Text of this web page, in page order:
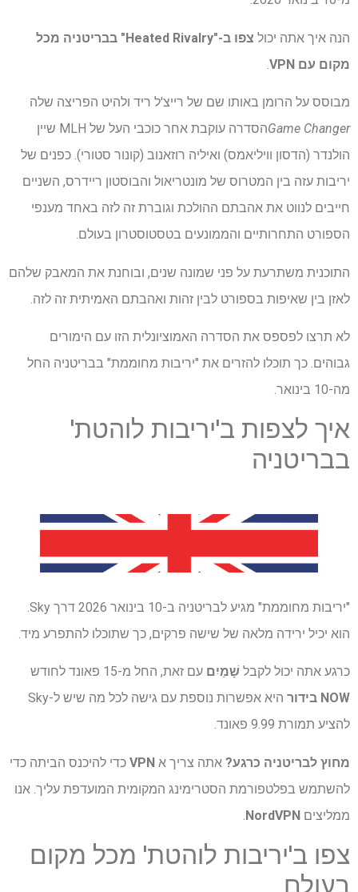
הנה איך אתה יכול צפו ב-"Heated Rivalry" בבריטניה
מכל
מקום עם VPN
.
מבוסס על הרומן באותו שם של רייצ'ל ריד ולהיט הפריצה שלה
Game Changer
הסדרה עוקבת אחר כוכבי העל של MLH שיין
הולנדר (הדסון וויליאמס) ואיליה רוזאנוב (קונור סטורי). כפנים של
יריבות עזה בין המטרוס של מונטריאול והבוסטון ריידרס, השניים
חייבים לנווט את אהבתם ההולכת וגוברת זה לזה באחד מענפי
הספורט התחרותיים והממונעים בטסטוסטרון בעולם.
התוכנית משתרעת על פני שמונה שנים, ובוחנת את המאבק שלהם
לאזן בין שאיפות בספורט לבין זהות ואהבתם האמיתית זה לזה.
לא תרצו לפספס את הסדרה האמוציונלית הזו עם הימורים
גבוהים. כך תוכלו להזרים את "יריבות מחוממת" בבריטניה החל
מה-10 בינואר.
איך לצפות ב'יריבות לוהטת'
בבריטניה
"יריבות מחוממת" מגיע לבריטניה ב-10 בינואר 2026 דרך Sky.
הוא יכיל ירידה מלאה של שישה פרקים, כך שתוכלו להתפרע מיד.
כרגע אתה יכול לקבל שָׁמַיִם עם זאת, החל מ-15 פאונד לחודש
NOW בידור
היא אפשרות נוספת עם גישה לכל מה שיש ל-Sky
להציע תמורת 9.99 פאונד.
מחוץ לבריטניה כרגע? אתה צריך א
כדי להיכנס הביתה כדי
להשתמש בפלטפורמת הסטרימינג המקומית המועדפת עליך. אנו
ממליצים NordVPN
צפו ב'יריבות לוהטת' מכל מקום
בעולם